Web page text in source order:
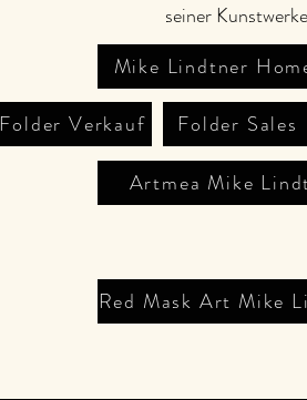
seiner Kunstwerke
Mike Lindtner
Folder Verkauf
Folder Sales
Artmea Mike
Red Mask Art Mike